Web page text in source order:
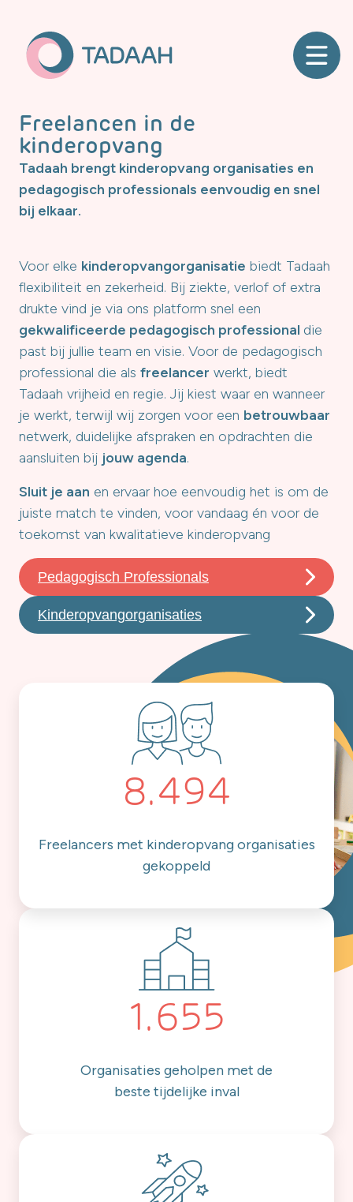
Freelancen in de
kinderopvang
Tadaah brengt kinderopvang organisaties en
pedagogisch professionals eenvoudig en snel
bij elkaar.
Voor elke kinderopvangorganisatie biedt Tadaah
flexibiliteit en zekerheid. Bij ziekte, verlof of extra
drukte vind je via ons platform snel een
gekwalificeerde pedagogisch professional die
past bij jullie team en visie. Voor de pedagogisch
professional die als freelancer werkt, biedt
Tadaah vrijheid en regie. Jij kiest waar en wanneer
je werkt, terwijl wij zorgen voor een betrouwbaar
netwerk, duidelijke afspraken en opdrachten die
aansluiten bij jouw agenda.
Sluit je aan en ervaar hoe eenvoudig het is om de
juiste match te vinden, voor vandaag én voor de
toekomst van kwalitatieve kinderopvang
Pedagogisch Professionals
Kinderopvangorganisaties
8.494
Freelancers met kinderopvang organisaties
gekoppeld
1.655
Organisaties geholpen met de
beste tijdelijke inval